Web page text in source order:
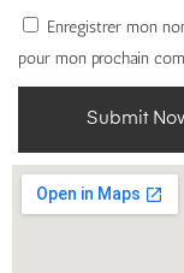
Enregistrer mon
pour mon prochain